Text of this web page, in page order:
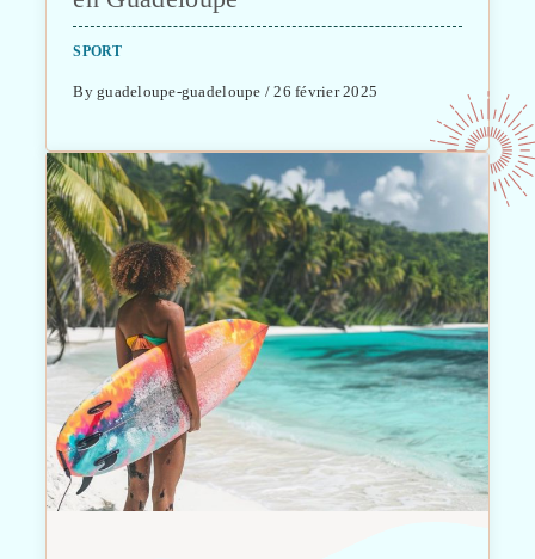
SPORT
By guadeloupe-guadeloupe / 26 février 2025